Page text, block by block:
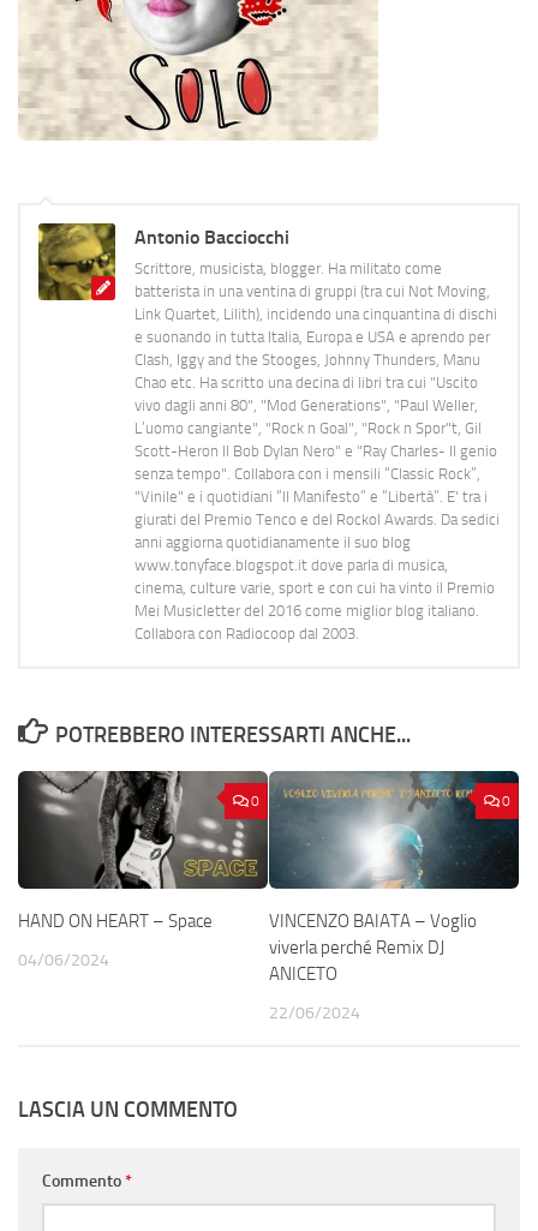
Antonio Bacciocchi
Scrittore, musicista, blogger. Ha militato come
batterista in una ventina di gruppi (tra cui Not Moving,
Link Quartet, Lilith), incidendo una cinquantina di dischi
e suonando in tutta Italia, Europa e USA e aprendo per
Clash, Iggy and the Stooges, Johnny Thunders, Manu
Chao etc. Ha scritto una decina di libri tra cui "Uscito
vivo dagli anni 80", "Mod Generations", "Paul Weller,
L’uomo cangiante", "Rock n Goal", "Rock n Spor"t, Gil
Scott-Heron Il Bob Dylan Nero" e "Ray Charles- Il genio
senza tempo". Collabora con i mensili “Classic Rock”,
"Vinile" e i quotidiani “Il Manifesto” e “Libertà”. E' tra i
giurati del Premio Tenco e del Rockol Awards. Da sedici
anni aggiorna quotidianamente il suo blog
www.tonyface.blogspot.it dove parla di musica,
cinema, culture varie, sport e con cui ha vinto il Premio
Mei Musicletter del 2016 come miglior blog italiano.
Collabora con Radiocoop dal 2003.
POTREBBERO INTERESSARTI ANCHE...
0
HAND ON HEART – Space
04/06/2024
0
VINCENZO BAIATA – Voglio
viverla perché Remix DJ
ANICETO
22/06/2024
LASCIA UN COMMENTO
Commento*